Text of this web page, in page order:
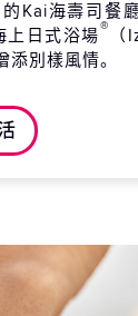
Kai海壽司餐
上日式浴場®
添別樣風情。